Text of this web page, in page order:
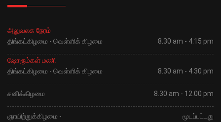
அலுவலக நேரம்
திங்கட்கிழமை - வெள்ளிக் கிழமை
8.30 am - 4.15 pm
ஷோரூம்கள் மணி
திங்கட்கிழமை - வெள்ளிக் கிழமை
8.30 am - 4.30 pm
சனிக்கிழமை 8.30 am - 12.00 pm
ஞாயிற்றுக்கிழமை - மூடப்பட்டது